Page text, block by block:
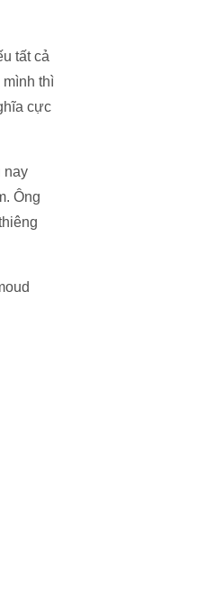
tất cả
mình thì
cực
nay
Ông